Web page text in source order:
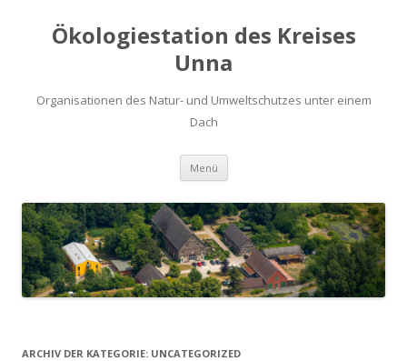
Ökologiestation des Kreises
Unna
Organisationen des Natur- und Umweltschutzes unter einem
Dach
Menü Zum
springen
ARCHIV DER KATEGORIE: UNCATEGORIZED